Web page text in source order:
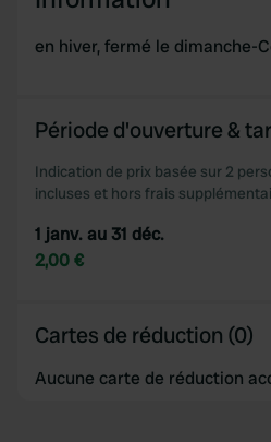
provided to them or that
en hiver, fermé le dimanche-
Période d'ouverture &
Indication de prix basée sur 2
incluses et hors frais
1 janv. au 31 déc.
2,00 €
Cartes de réduction (0)
Aucune carte de réduction